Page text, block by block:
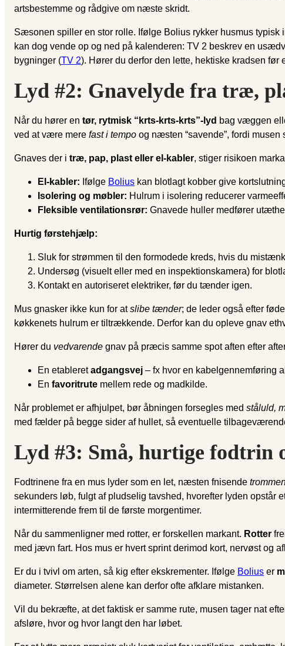
artsbestemme og rådgive om næste skridt.
Sæsonen spiller en stor rolle. Ifølge Bolius rykker husmus typisk
kan dog vende op og ned på kalenderen: TV 2 beskrev en
bygninger (TV 2). Hører du derfor den lette, hektiske kradsen
Lyd #2: Gnavelyde fra træ,
Når du hører en tør, rytmisk “krts-krts-krts”-lyd bag væggen
ved at være mere fast i tempo og næsten “savende”, fordi
Gnaves der i træ, pap, plast eller el-kabler, stiger risikoen
El-kabler: Ifølge Bolius kan blotlagt kobber give
Isolering og møbler: Hulrum i isolering reducerer
Fleksible ventilationsrør: Gnavede huller medfører
Hurtig førstehjælp:
Sluk for strømmen til den formodede kreds, hvis du
Undersøg (visuelt eller med en inspektions­kamera) for
Kontakt en autoriseret elektriker, før du tænder igen.
Mus gnasker ikke kun for atslibe tænder; de leder også efter
køkkenets hulrum er tiltrækkende. Derfor kan du opleve gnav
Hører du vedvarende gnav på præcis samme spot aften efter
En etableretadgangsvej – fx hvor en kabelgennemføring
En favoritrute mellem rede og madkilde.
Når problemet er afhjulpet, bør åbningen forsegles med ståluld,
med fælder på begge sider af hullet, så eventuelle
Lyd #3: Små, hurtige fodtrin
Fodtrinene fra en mus lyder som en let, næsten fnisende
sekunders løb, fulgt af pludselig tavshed, hvorefter lyden opstår
intermitterende frem til de første morgentimer.
Når du sammenligner med rotter, er forskellen markant. Rotter
med jævn fart. Hos mus er hvert sprint derimod kort, nervøst og
Er du i tvivl om arten, så kig efter ekskrementer. Ifølge Bolius er
diameter. Størrelsen alene kan derfor ofte afklare mistanken.
Vil du bekræfte, at det faktisk er samme rute, musen tager nat
afsløre, hvor og hvor langt den har løbet.